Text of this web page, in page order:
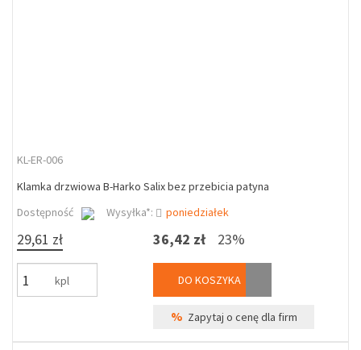
KL-ER-006
Klamka drzwiowa B-Harko Salix bez przebicia patyna
Dostępność
Wysyłka*: poniedziałek
29,61 zł
kpl
36,42 zł 23%
DO KOSZYKA
% Zapytaj o cenę dla firm